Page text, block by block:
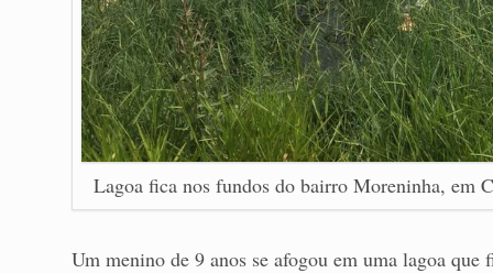
Lagoa fica nos fundos do bairro Moreninha, em
Um menino de 9 anos se afogou em uma lagoa